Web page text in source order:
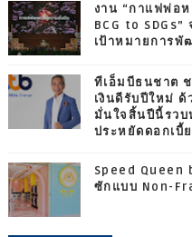
งาน “กาแฟพ่อ
BCG to
เป้าหมายการพั
ทีเอ็มบีธนชาต
เงินดีรับปีใหม่ ด้
มั่นใจสิ้นปีนี้รว
ประหยัดดอกเบี้
Speed Queen
ซักแบบ Non-